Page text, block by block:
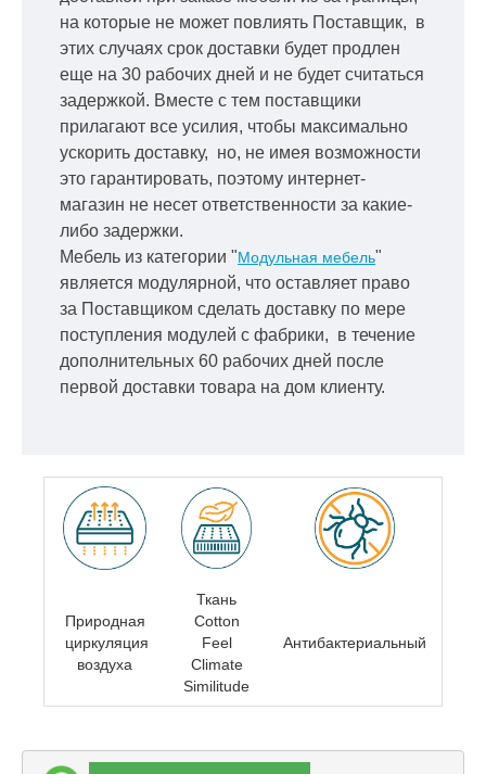
на которые не может повлиять Поставщик, в
этих случаях срок доставки будет продлен
еще на 30 рабочих дней и не будет считаться
задержкой. Вместе с тем поставщики
прилагают все усилия, чтобы максимально
ускорить доставку, но, не имея возможности
это гарантировать, поэтому интернет-
магазин не несет ответственности за какие-
либо задержки.
Мебель из категории "Модульная мебель"
является модулярной, что оставляет право
за Поставщиком сделать доставку по мере
поступления модулей с фабрики, в течение
дополнительных 60 рабочих дней после
первой доставки товара на дом клиенту.
Природная
циркуляция
воздуха
Ткань
Cotton
Feel
Climate
Similitude
Антибактериальный